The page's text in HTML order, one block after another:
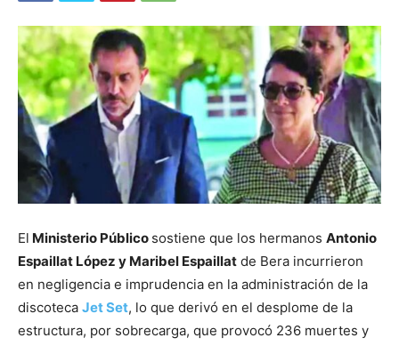
El Ministerio Público sostiene que los hermanos Antonio
Espaillat López y Maribel Espaillat de Bera incurrieron
en negligencia e imprudencia en la administración de la
discoteca Jet Set, lo que derivó en el desplome de la
estructura, por sobrecarga, que provocó 236 muertes y